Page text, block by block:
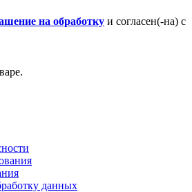
на обработку и согласен(-на) с
данных